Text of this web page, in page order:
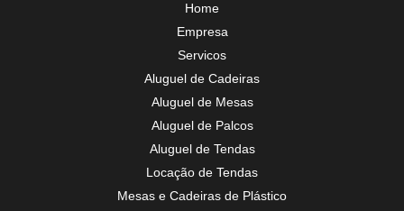
Home
Empresa
Servicos
Aluguel de Cadeiras
Aluguel de Mesas
Aluguel de Palcos
Aluguel de Tendas
Locação de Tendas
Mesas e Cadeiras de Plástico